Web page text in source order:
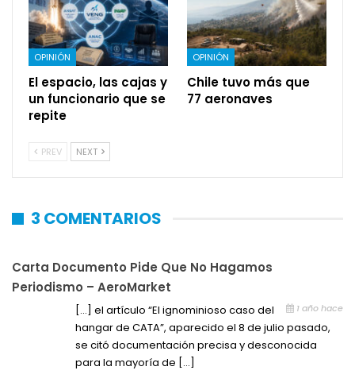
OPINIÓN
El espacio, las cajas y
un funcionario que se
repite
OPINIÓN
Chile tuvo más que
77 aeronaves
PREV NEXT
3 COMENTARIOS
Carta Documento Pide Que No Hagamos
Periodismo – AeroMarket
1 año hace
[…] el artículo “El ignominioso caso del
hangar de CATA”, aparecido el 8 de julio pasado,
se citó documentación precisa y desconocida
para la mayoría de […]